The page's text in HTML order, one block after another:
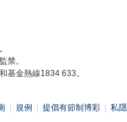
禁。
基金熱線1834 633。
規例 提倡有節制博彩 私